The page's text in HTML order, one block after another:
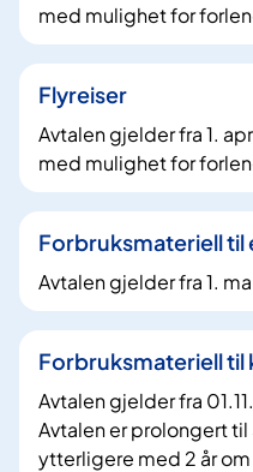
med mulighet for
Flyreiser
Avtalen gjelder fra 1.
med mulighet for
Forbruksmateriell
Avtalen gjelder fra 1.
Forbruksmateriell til
Avtalen gjelder fra
Avtalen er prolongert
ytterligere med 2 år